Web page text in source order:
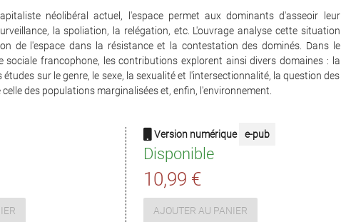
néolibéral actuel, l'espace permet aux dominants d'asseoir leur
la spoliation, la relégation, etc. L'ouvrage analyse cette situation
de l'espace dans la résistance et la contestation des dominés. Dans le
sociale francophone, les contributions explorent ainsi divers domaines : la
études sur le genre, le sexe, la sexualité et l'intersectionnalité, la question des
des populations marginalisées et, enfin, l'environnement.
Version numérique e-pub
Disponible
10,99 €
AJOUTER AU PANIER